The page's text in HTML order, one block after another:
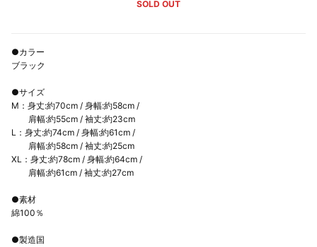
SOLD OUT
●カラー
ブラック
●サイズ
M：身丈:約70cm / 身幅:約58cm /
肩幅:約55cm / 袖丈:約23cm
L：身丈:約74cm / 身幅:約61cm /
肩幅:約58cm / 袖丈:約25cm
XL：身丈:約78cm / 身幅:約64cm /
肩幅:約61cm / 袖丈:約27cm
●素材
綿100％
●製造国